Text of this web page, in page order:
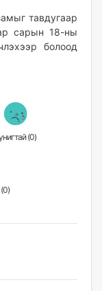
тавдугаар
сарын 18-ны
болоод
Гунигтай (0)
Үзэн ядмаар (0)